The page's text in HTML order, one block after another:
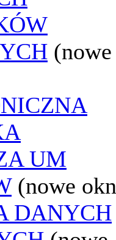
(nowe
UM
(nowe
DANYCH